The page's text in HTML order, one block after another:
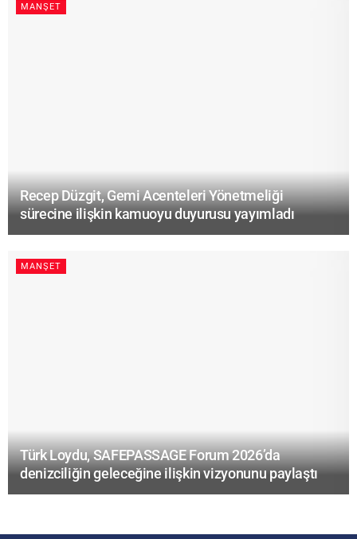
MANŞET
Recep Düzgit, Gemi Acenteleri Yönetmeliği
sürecine ilişkin kamuoyu duyurusu yayımladı
MANŞET
Türk Loydu, SAFEPASSAGE Forum 2026’da
denizciliğin geleceğine ilişkin vizyonunu paylaştı